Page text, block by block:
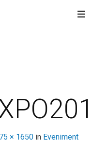
× 1650 in Eveniment